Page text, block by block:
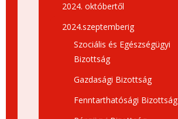
2024. októbertől
2024.szeptemberig
Szociális és Egészségügyi
Bizottság
Gazdasági Bizottság
Fenntarthatósági Bizottság